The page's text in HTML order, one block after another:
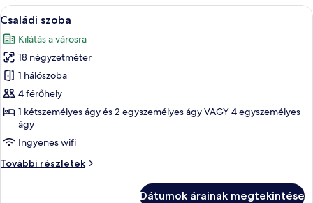
A
következő
szoba
összes
képének
megtekintése:
Családi
szoba
Egy szállodai szoba két ággyal,
6
Családi szoba
Kilátás a városra
18 négyzetméter
1 hálószoba
4 férőhely
1 kétszemélyes ágy és 2 egyszemélyes ágy VAGY 4 egyszemélyes
ágy
Ingyenes wifi
További részletek
Családi
Dátumok árainak megtekintése